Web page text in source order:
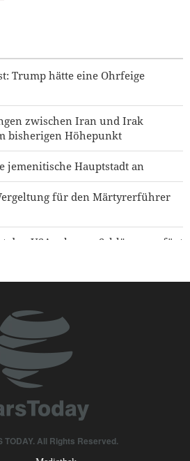
Trump hätte eine Ohrfeige
zwischen Iran und Irak
bisherigen Höhepunkt
jemenitische Hauptstadt an
für den Märtyrerführer
den USA schwere Schläge zugefügt
im Krieg gegen Iran nahezu ihren
Präzisionsraketen
findet in Teheran
auf einen saudischen
TODAY. All Rights Reserved.